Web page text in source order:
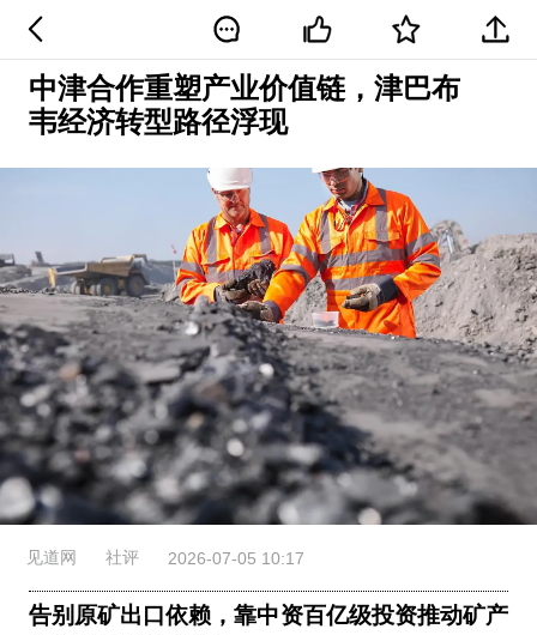
中津合作重塑产业价值链，津巴布
韦经济转型路径浮现
见道网 社评 2026-07-05 10:17
告别原矿出口依赖，靠中资百亿级投资推动矿产